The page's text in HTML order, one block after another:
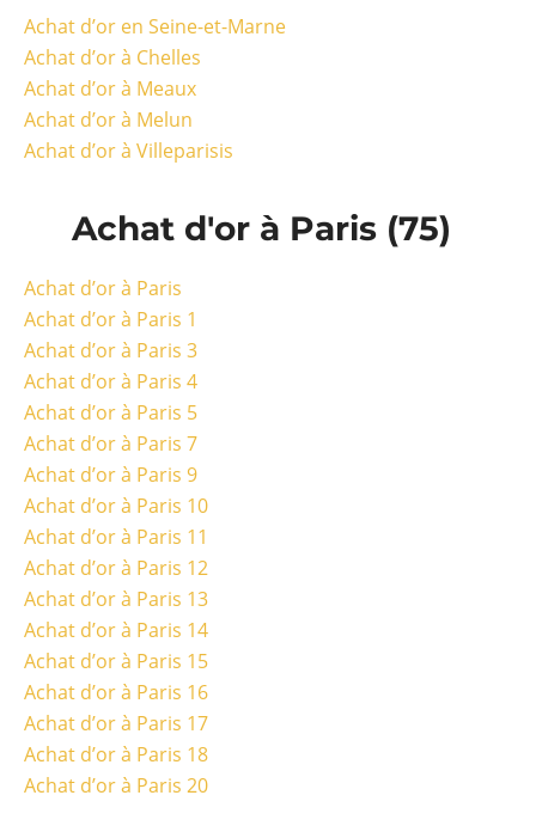
Achat d’or en Seine-et-Marne
Achat d’or à Chelles
Achat d’or à Meaux
Achat d’or à Melun
Achat d’or à Villeparisis
Achat d'or à Paris (75)
Achat d’or à Paris
Achat d’or à Paris 1
Achat d’or à Paris 3
Achat d’or à Paris 4
Achat d’or à Paris 5
Achat d’or à Paris 7
Achat d’or à Paris 9
Achat d’or à Paris 10
Achat d’or à Paris 11
Achat d’or à Paris 12
Achat d’or à Paris 13
Achat d’or à Paris 14
Achat d’or à Paris 15
Achat d’or à Paris 16
Achat d’or à Paris 17
Achat d’or à Paris 18
Achat d’or à Paris 20